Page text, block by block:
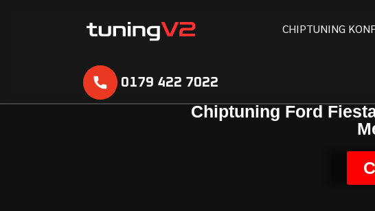
CHIPTUNING KON
0179 422 7022
Chiptuning Ford